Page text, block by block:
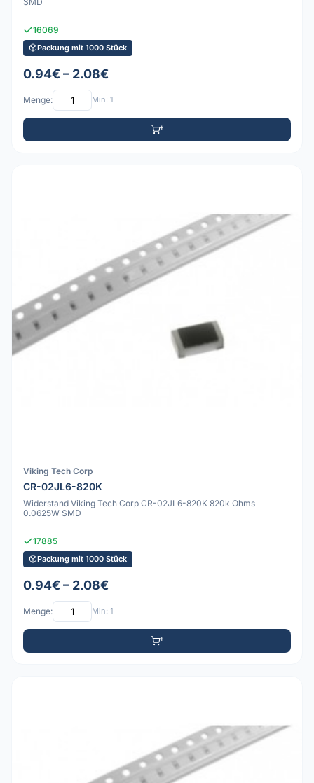
16069
Packung mit 1000 Stück
0.94€ – 2.08€
Menge: Min: 1
Viking Tech Corp
CR-02JL6-820K
Widerstand Viking Tech Corp CR-02JL6-820K 820k Ohms
0.0625W SMD
17885
Packung mit 1000 Stück
0.94€ – 2.08€
Menge: Min: 1